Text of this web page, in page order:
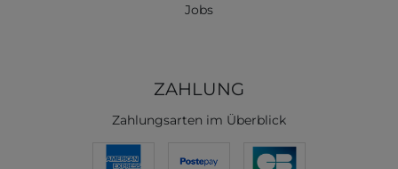
Jobs
ZAHLUNG
Zahlungsarten im Überblick